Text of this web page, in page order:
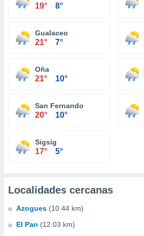
19° 8°
Gualaceo
21° 7°
Oña
21° 10°
San Fernando
20° 10°
Sigsig
17° 5°
Localidades cercanas
Azogues (10.44 km)
El Pan (12.03 km)